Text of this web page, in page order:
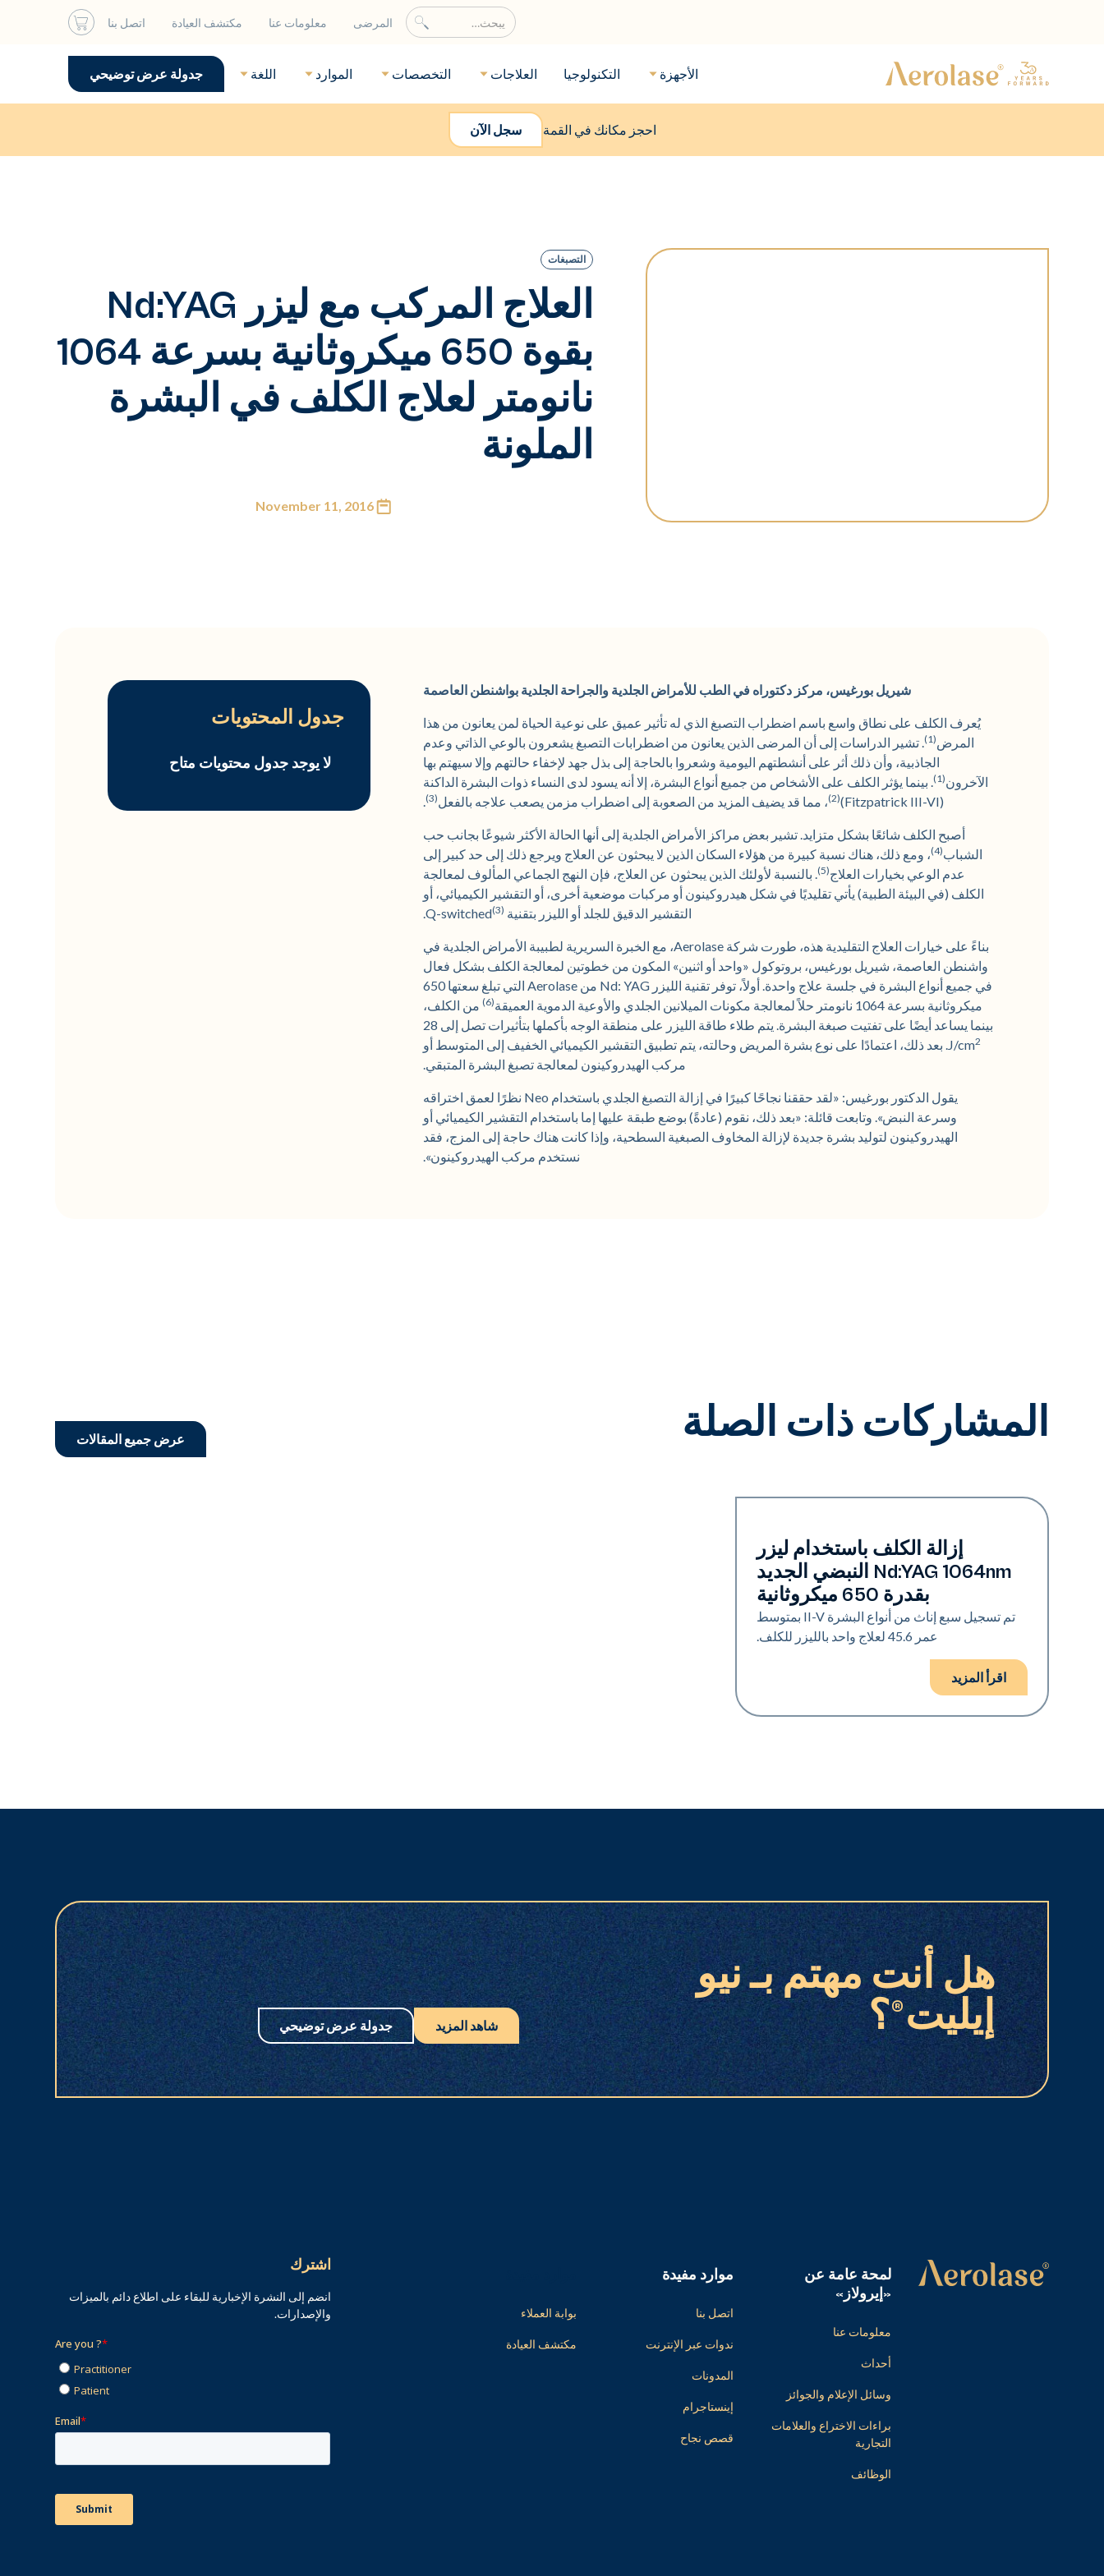
المرضى معلومات عنا مكتشف العيادة اتصل بنا
الأجهزة التكنولوجيا العلاجات التخصصات الموارد اللغة جدولة عرض توضيحي
احجز مكانك في القمة سجل الآن
التصبغات
العلاج المركب مع ليزر Nd:YAG
بقوة 650 ميكروثانية بسرعة 1064
نانومتر لعلاج الكلف في البشرة
الملونة
November 11, 2016
شيريل بورغيس، مركز دكتوراه في الطب للأمراض الجلدية والجراحة الجلدية بواشنطن العاصمة
يُعرف الكلف على نطاق واسع باسم اضطراب التصبغ الذي له تأثير عميق على نوعية الحياة لمن يعانون من هذا
المرض(1)
. تشير الدراسات إلى أن المرضى الذين يعانون من اضطرابات التصبغ يشعرون بالوعي الذاتي وعدم
الجاذبية، وأن ذلك أثر على أنشطتهم اليومية وشعروا بالحاجة إلى بذل جهد لإخفاء حالتهم وإلا سيهتم بها
الآخرون(1)
. بينما يؤثر الكلف على الأشخاص من جميع أنواع البشرة، إلا أنه يسود لدى النساء ذوات البشرة الداكنة
(Fitzpatrick III-VI)
(2) ، مما قد يضيف المزيد من الصعوبة إلى اضطراب مزمن يصعب علاجه بالفعل(3)
.
أصبح الكلف شائعًا بشكل متزايد. تشير بعض مراكز الأمراض الجلدية إلى أنها الحالة الأكثر شيوعًا بجانب حب
الشباب(4)
، ومع ذلك، هناك نسبة كبيرة من هؤلاء السكان الذين لا يبحثون عن العلاج ويرجع ذلك إلى حد كبير إلى
عدم الوعي بخيارات العلاج(5)
. بالنسبة لأولئك الذين يبحثون عن العلاج، فإن النهج الجماعي المألوف لمعالجة
الكلف (في البيئة الطبية) يأتي تقليديًا في شكل هيدروكينون أو مركبات موضعية أخرى، أو التقشير الكيميائي، أو
التقشير الدقيق للجلد أو الليزر بتقنية Q-switched (3)
.
بناءً على خيارات العلاج التقليدية هذه، طورت شركة Aerolase، مع الخبرة السريرية لطبيبة الأمراض الجلدية في
واشنطن العاصمة، شيريل بورغيس، بروتوكول «واحد أو اثنين» المكون من خطوتين لمعالجة الكلف بشكل فعال
في جميع أنواع البشرة في جلسة علاج واحدة. أولاً، توفر تقنية الليزر Nd: YAG من Aerolase التي تبلغ سعتها 650
ميكروثانية بسرعة 1064 نانومتر حلاً لمعالجة مكونات الميلانين الجلدي والأوعية الدموية العميقة
(6)
من الكلف،
بينما يساعد أيضًا على تفتيت صبغة البشرة. يتم طلاء طاقة الليزر على منطقة الوجه بأكملها بتأثيرات تصل إلى 28
J/cm2
. بعد ذلك، اعتمادًا على نوع بشرة المريض وحالته، يتم تطبيق التقشير الكيميائي الخفيف إلى المتوسط أو
مركب الهيدروكينون لمعالجة تصبغ البشرة المتبقي.
يقول الدكتور بورغيس: «لقد حققنا نجاحًا كبيرًا في إزالة التصبغ الجلدي باستخدام Neo نظرًا لعمق اختراقه
وسرعة النبض». وتابعت قائلة: «بعد ذلك، نقوم (عادةً) بوضع طبقة عليها إما باستخدام التقشير الكيميائي أو
الهيدروكينون لتوليد بشرة جديدة لإزالة المخاوف الصبغية السطحية، وإذا كانت هناك حاجة إلى المزج، فقد
نستخدم مركب الهيدروكينون».
جدول المحتويات
لا يوجد جدول محتويات متاح
المشاركات ذات الصلة عرض جميع المقالات
إزالة الكلف باستخدام ليزر
Nd:YAG 1064nm النبضي الجديد
بقدرة 650 ميكروثانية
تم تسجيل سبع إناث من أنواع البشرة II-V بمتوسط
عمر 45.6 لعلاج واحد بالليزر للكلف.
اقرأ المزيد
هل أنت مهتم بـ نيو
إيليت®؟
شاهد المزيد جدولة عرض توضيحي
لمحة عامة عن
«إيرولاز»
معلومات عنا
أحداث
وسائل الإعلام والجوائز
براءات الاختراع والعلامات
التجارية
الوظائف
موارد مفيدة
اتصل بنا
ندوات عبر الإنترنت
المدونات
إينستاجرام
قصص نجاح
بوابة العملاء
مكتشف العيادة
اشترك
انضم إلى النشرة الإخبارية للبقاء على اطلاع دائم بالميزات
والإصدارات.